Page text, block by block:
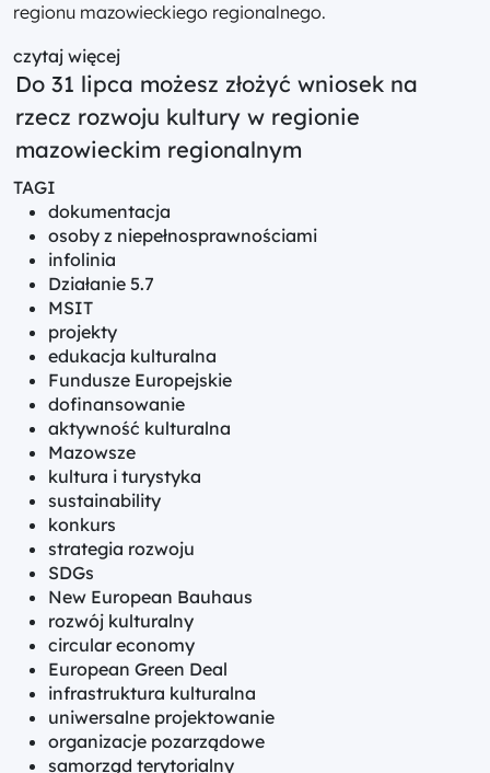
regionu mazowieckiego regionalnego.
czytaj więcej
Do 31 lipca możesz złożyć wniosek na
rzecz rozwoju kultury w regionie
mazowieckim regionalnym
TAGI
dokumentacja
osoby z niepełnosprawnościami
infolinia
Działanie 5.7
MSIT
projekty
edukacja kulturalna
Fundusze Europejskie
dofinansowanie
aktywność kulturalna
Mazowsze
kultura i turystyka
sustainability
konkurs
strategia rozwoju
SDGs
New European Bauhaus
rozwój kulturalny
circular economy
European Green Deal
infrastruktura kulturalna
uniwersalne projektowanie
organizacje pozarządowe
samorząd terytorialny